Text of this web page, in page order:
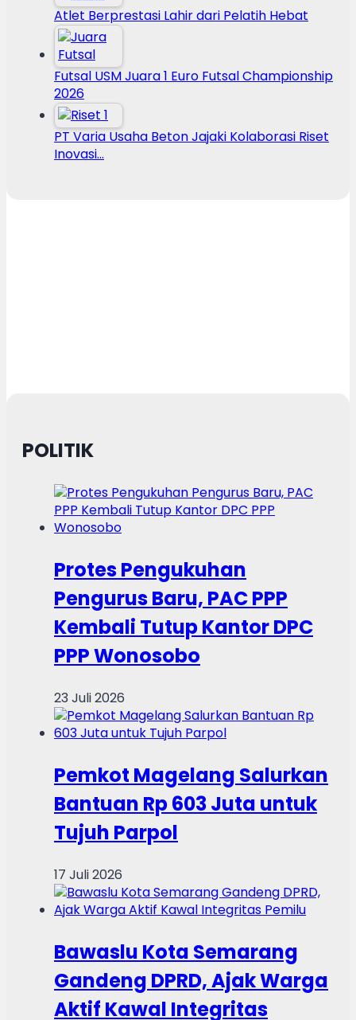
Atlet Berprestasi Lahir dari Pelatih Hebat
Futsal USM Juara 1 Euro Futsal Championship
2026
PT Varia Usaha Beton Jajaki Kolaborasi Riset
Inovasi…
POLITIK
Protes Pengukuhan
Pengurus Baru, PAC PPP
Kembali Tutup Kantor DPC
PPP Wonosobo
23 Juli 2026
Pemkot Magelang Salurkan
Bantuan Rp 603 Juta untuk
Tujuh Parpol
17 Juli 2026
Bawaslu Kota Semarang
Gandeng DPRD, Ajak Warga
Aktif Kawal Integritas